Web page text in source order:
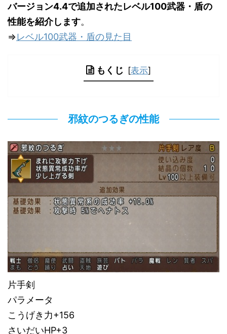
バージョン4.4で追加されたレベル100武器・盾の
性能を紹介します。
⇒レベル100武器・盾の見た目
もくじ [表示]
邪紋のつるぎの性能
片手剣
パラメータ
こうげき力+156
さいだいHP+3